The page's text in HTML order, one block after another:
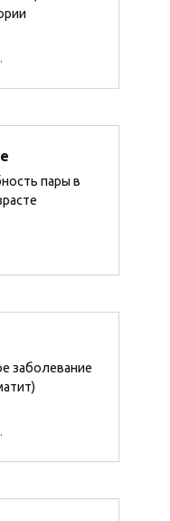
пары в
заболевание